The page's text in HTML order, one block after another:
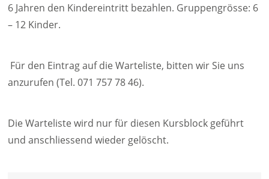
6 Jahren den Kindereintritt bezahlen. Gruppengrösse: 6
– 12 Kinder.
Für den Eintrag auf die Warteliste, bitten wir Sie uns
anzurufen (Tel. 071 757 78 46).
Die Warteliste wird nur für diesen Kursblock geführt
und anschliessend wieder gelöscht.